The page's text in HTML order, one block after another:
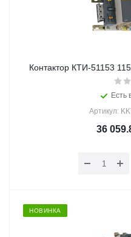
Контактор КТИ-51153
Есть
Артикул:
36
НОВИНКА